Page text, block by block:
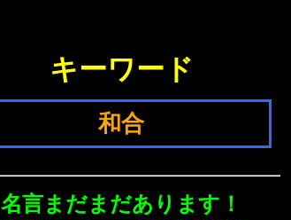
キーワード
和合
名言まだまだあります！